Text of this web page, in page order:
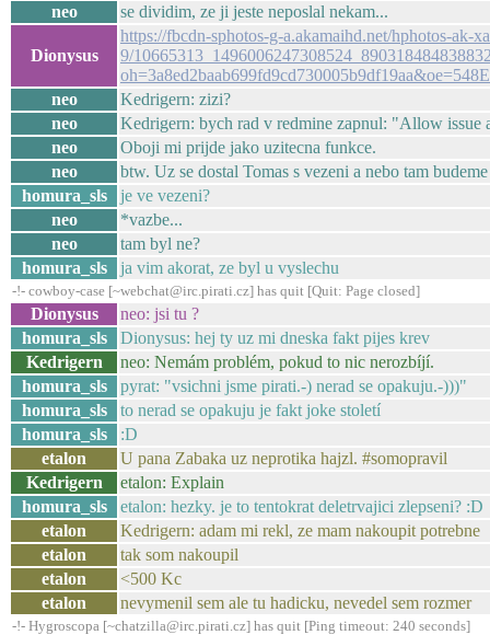
neo
se dividim, ze ji jeste neposlal nekam...
Dionysus
https://fbcdn-sphotos-g-a.akamaihd.net/hphotos-ak-
9/
neo
Kedrigern: zizi?
neo
Kedrigern: bych rad v redmine zapnul: "Allow
neo
Oboji mi prijde jako uzitecna funkce.
neo
btw. Uz se dostal Tomas s vezeni a nebo tam
homura_sls
je ve vezeni?
neo
*vazbe...
neo
tam byl ne?
homura_sls
ja vim akorat, ze byl u vyslechu
-!- cowboy-case [~webchat@irc.pirati.cz] has quit [Quit: Page closed]
Dionysus
neo: jsi tu ?
homura_sls
Dionysus: hej ty uz mi dneska fakt pijes krev
Kedrigern
neo: Nemám problém, pokud to nic nerozbíjí.
homura_sls
pyrat: "vsichni jsme pirati.-) nerad se opakuju.-)))"
homura_sls
to nerad se opakuju je fakt joke století
homura_sls
:D
etalon
U pana Zabaka uz neprotika hajzl. #somopravil
Kedrigern
etalon: Explain
homura_sls
etalon: hezky. je to tentokrat deletrvajici zlepseni? :D
etalon
Kedrigern: adam mi rekl, ze mam nakoupit potrebne
etalon
tak som nakoupil
etalon
<500 Kc
etalon
nevymenil sem ale tu hadicku, nevedel sem rozmer
-!- Hygroscopa [~chatzilla@irc.pirati.cz] has quit [Ping timeout: 240 seconds]